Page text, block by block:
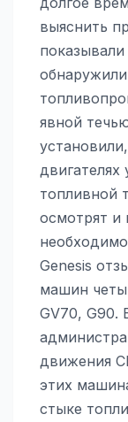
выяснить
явной
топливной
осмотрят и
Genesis
машин
GV70, G90.
движения
этих
стыке